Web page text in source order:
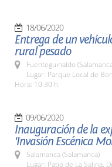
18/06/2020
Entrega de un
rural pesado
Fuenteguinaldo
Lugar: Parque Local de
Hora: 10:30 h.
09/06/2020
Inauguración de la
'Invasión Escénica
Salamanca (Salamanca)
Lugar: Patio de La Salina.